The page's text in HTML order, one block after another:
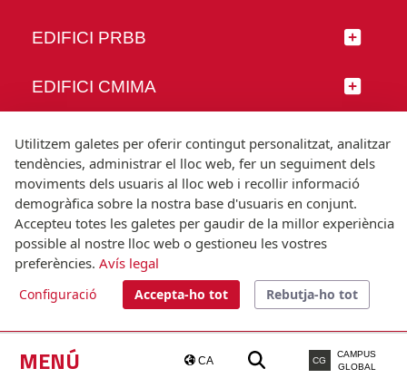
MENÚ CA CG
CAMPUS
GLOBAL
EDIFICI PRBB
EDIFICI CMIMA
SEGUEIX-NOS
© Universitat Pompeu Fabra
Barcelona
T.(+34) 93 542 20 00
Utilitzem galetes per oferir contingut personalitzat, analitzar
tendències, administrar el lloc web, fer un seguiment dels
moviments dels usuaris al lloc web i recollir informació
demogràfica sobre la nostra base d'usuaris en conjunt.
Accepteu totes les galetes per gaudir de la millor experiència
possible al nostre lloc web o gestioneu les vostres
preferències. Avís legal
Configuració Accepta-ho tot Rebutja-ho tot